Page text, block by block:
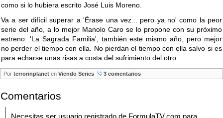
como si lo hubiera escrito José Luis Moreno.
Va a ser difícil superar a 'Érase una vez... pero ya no' como la peor
serie del año, a lo mejor Manolo Caro se lo propone con su próximo
estreno: 'La Sagrada Familia', también este mismo año, pero mejor
no perder el tiempo con ella. No pierdan el tiempo con ella salvo si es
para echarse unas risas a costa del sufrimiento del otro.
Por terrorinplanet en Viendo Series 3 comentarios
Comentarios
Necesitas ser usuario registrado de FormulaTV.com para